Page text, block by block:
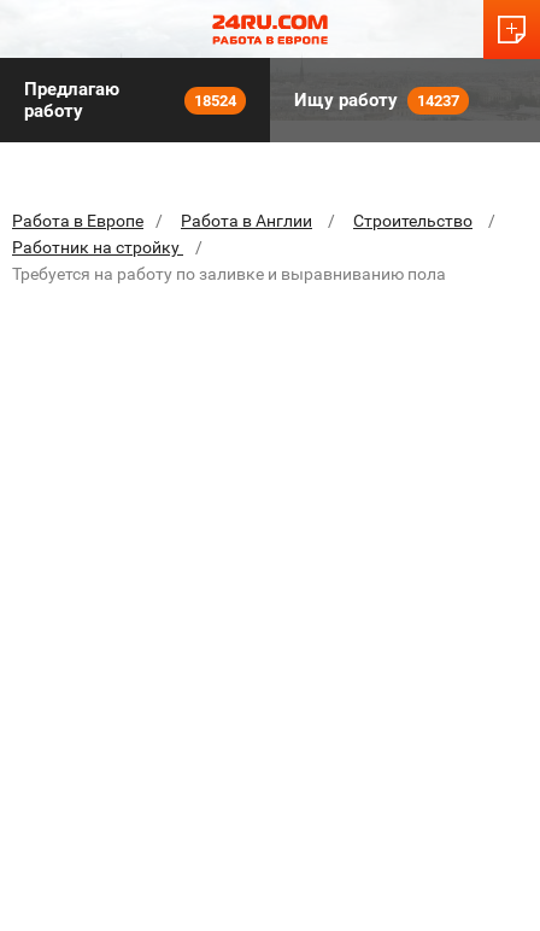
Предлагаю
работу
18524 Ищу работу 14237
Работа в Европе Работа в Англии
Строительство
Работник на стройку
Требуется на работу по заливке и выравниванию пола